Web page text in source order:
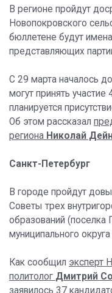
В регионе пройдут
Новопокровского
бюллетене будут
представляющих
С 29 марта началось
могут принять участие
планируется
Об этом рассказал
региона Николай
Санкт-Петербург
В городе пройдут
Советы трех
образований
муниципального
Как сообщил эксперт
политолог Дмитрий
заявилось 37